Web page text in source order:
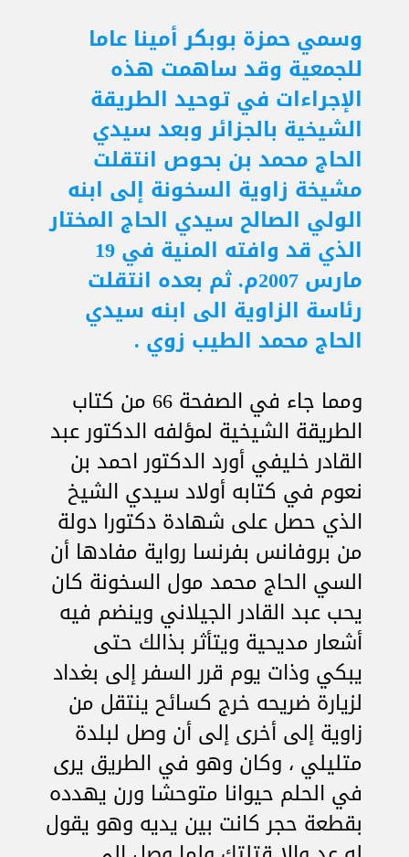
وسمي حمزة بوبكر أمينا عاما
للجمعية وقد ساهمت هذه
الإجراءات في توحيد الطريقة
الشيخية بالجزائر وبعد سيدي
الحاج محمد بن بحوص انتقلت
مشيخة زاوية السخونة إلى ابنه
الولي الصالح سيدي الحاج المختار
الذي قد وافته المنية في 19
مارس 2007م. ثم بعده انتقلت
رئاسة الزاوية الى ابنه سيدي
الحاج محمد الطيب زوي .
ومما جاء في الصفحة 66 من كتاب
الطريقة الشيخية لمؤلفه الدكتور عبد
القادر خليفي أورد الدكتور احمد بن
نعوم في كتابه أولاد سيدي الشيخ
الذي حصل على شهادة دكتورا دولة
من بروفانس بفرنسا رواية مفادها أن
السي الحاج محمد مول السخونة كان
يحب عبد القادر الجيلاني وينضم فيه
أشعار مديحية ويتأثر بذالك حتى
يبكي وذات يوم قرر السفر إلى بغداد
لزيارة ضريحه خرج كسائح ينتقل من
زاوية إلى أخرى إلى أن وصل لبلدة
متليلي ، وكان وهو في الطريق يرى
في الحلم حيوانا متوحشا ورن يهدده
بقطعة حجر كانت بين يديه وهو يقول